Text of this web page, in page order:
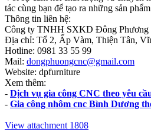
tác cùng bạn để tạo ra những sản
Thông tin liên hệ:
Công ty TNHH SXKD Đông Phương
Địa chỉ: Tổ 2, Ấp Vàm, Thiện Tân,
Hotline: 0981 33 55 99
Mail: dongphuongcnc@gmail.com
Website: dpfurniture
Xem thêm:
- Dịch vụ gia công CNC theo yêu
- Gia công nhôm cnc Bình Dương
View attachment 1808